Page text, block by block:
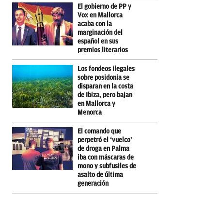
El gobierno de PP y
Vox en Mallorca
acaba con la
marginación del
español en sus
premios literarios
Los fondeos ilegales
sobre posidonia se
disparan en la costa
de Ibiza, pero bajan
en Mallorca y
Menorca
El comando que
perpetró el ‘vuelco’
de droga en Palma
iba con máscaras de
mono y subfusiles de
asalto de última
generación